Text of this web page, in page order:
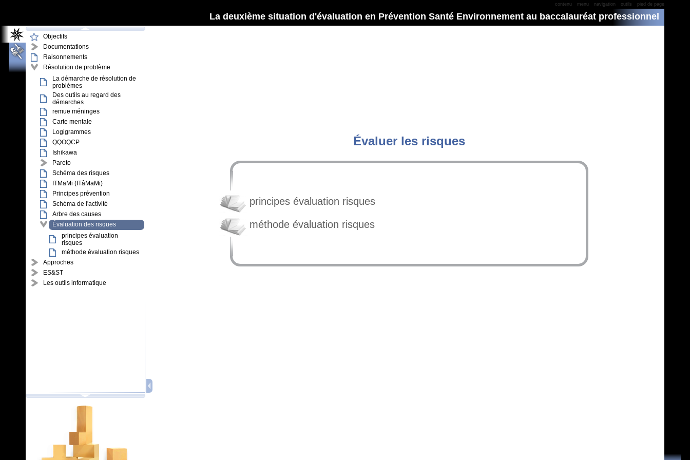
contenu menu navigation outils pied de page
La deuxième situation d'évaluation en Prévention Santé Environnement au baccalauréat professionnel
Objectifs
Documentations
Raisonnements
Résolution de problème
La démarche de résolution de
problèmes
Des outils au regard des
démarches
remue méninges
Carte mentale
Logigrammes
QQOQCP
Ishikawa
Pareto
Schéma des risques
ITMaMi (ITâMaMi)
Principes prévention
Schéma de l'activité
Arbre des causes
Évaluation des risques
principes évaluation
risques
méthode évaluation risques
Approches
ES&ST
Les outils informatique
Évaluer les risques
principes évaluation risques
méthode évaluation risques